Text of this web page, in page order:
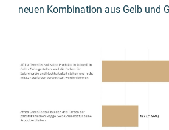
neuen Kombi­nation aus Gelb und